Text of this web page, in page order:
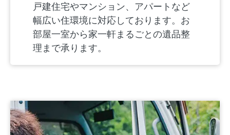
戸建住宅やマンション、アパートなど
幅広い住環境に対応しております。お
部屋一室から家一軒まるごとの遺品整
理まで承ります。